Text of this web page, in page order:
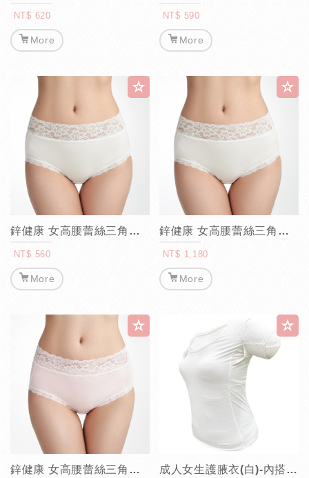
NT$ 620
More
NT$ 590
More
鋅健康 女高腰蕾絲三角褲(白)
NT$ 560
More
鋅健康 女高腰蕾絲三角褲(白)三入組
NT$ 1,180
More
鋅健康 女高腰蕾絲三角褲(粉) 成人女生護腋衣(白)-內搭短袖